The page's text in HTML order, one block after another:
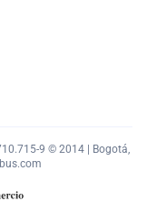
9 © 2014 | Bogotá,